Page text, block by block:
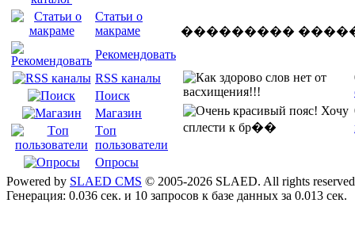
Статьи о
макраме
Рекомендовать
RSS каналы
Поиск
Магазин
Tоп
пользователи
Опросы
���������
Powered by SLAED CMS © 2005-2026 SLAED. All rights
Генерация: 0.036 сек. и 10 запросов к базе данных за 0.013 сек.